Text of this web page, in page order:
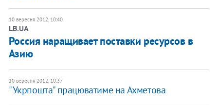
10 вересня 2012, 10:40
LB.UA
Россия наращивает поставки ресурсов в
Азию
10 вересня 2012, 10:37
"Укрпошта" працюватиме на Ахметова